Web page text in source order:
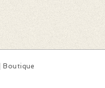
Boutique